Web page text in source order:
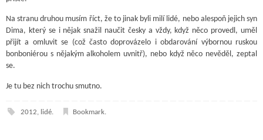
Na stranu druhou musím říct, že to jinak byli milí lidé, nebo alespoň jejich syn
Dima, který se i nějak snažil naučit česky a vždy, když něco provedl, uměl
přijít a omluvit se (což často doprovázelo i obdarování výbornou ruskou
bonboniérou s nějakým alkoholem uvnitř), nebo když něco nevěděl, zeptal
se.
Je tu bez nich trochu smutno.
2012, lidé. Bookmark.